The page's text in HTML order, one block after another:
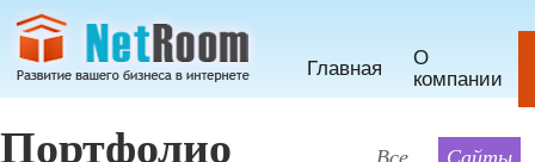
Главная
О
компании
Портфолио Все Сайты